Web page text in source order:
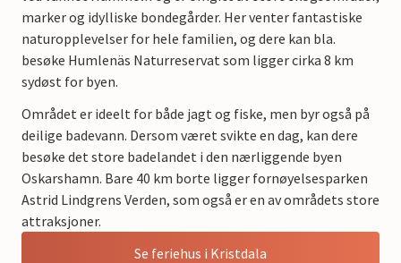
marker og idylliske bondegårder. Her venter fantastiske
naturopplevelser for hele familien, og dere kan bla.
besøke Humlenäs Naturreservat som ligger cirka 8 km
sydøst for byen.
Området er ideelt for både jagt og fiske, men byr også på
deilige badevann. Dersom været svikte en dag, kan dere
besøke det store badelandet i den nærliggende byen
Oskarshamn. Bare 40 km borte ligger fornøyelsesparken
Astrid Lindgrens Verden, som også er en av områdets store
attraksjoner.
Se feriehus i Kristdala